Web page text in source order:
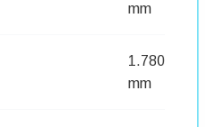
mm
1.780
mm